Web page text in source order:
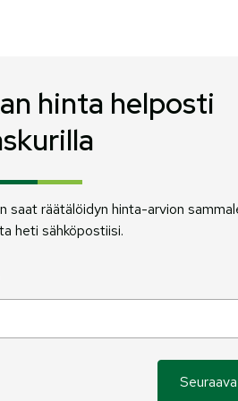
hinta helposti
saat räätälöidyn hinta-arvion
heti sähköpostiisi.
Seuraava